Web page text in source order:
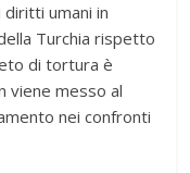
diritti umani in
Turchia rispetto
di tortura è
viene messo al
nei confronti